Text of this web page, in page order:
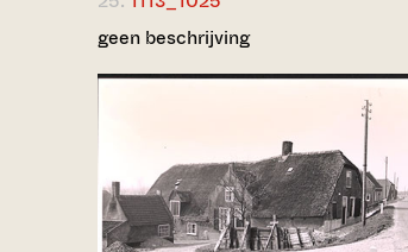
geen beschrijving